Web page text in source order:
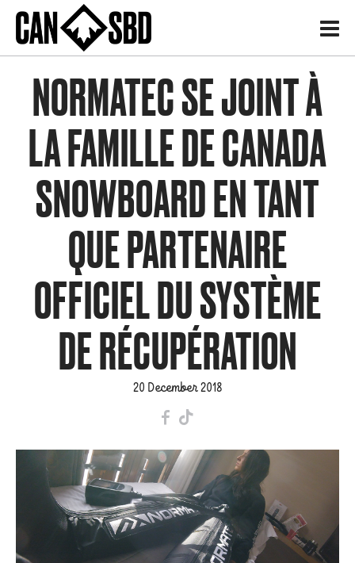
H
NORMATEC SE JOINT À
LA FAMILLE DE CANADA
SNOWBOARD EN TANT
QUE PARTENAIRE
OFFICIEL DU SYSTÈME
DE RÉCUPÉRATION
20 December 2018
F T